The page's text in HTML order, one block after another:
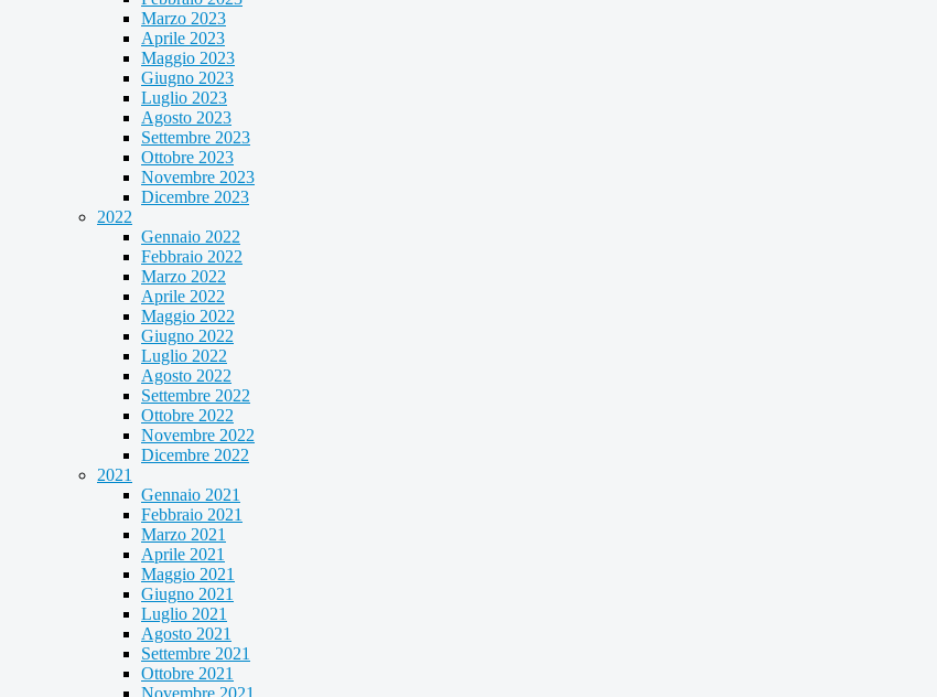
Marzo 2023
Aprile 2023
Maggio 2023
Giugno 2023
Luglio 2023
Agosto 2023
Settembre 2023
Ottobre 2023
Novembre 2023
Dicembre 2023
2022
Gennaio 2022
Febbraio 2022
Marzo 2022
Aprile 2022
Maggio 2022
Giugno 2022
Luglio 2022
Agosto 2022
Settembre 2022
Ottobre 2022
Novembre 2022
Dicembre 2022
2021
Gennaio 2021
Febbraio 2021
Marzo 2021
Aprile 2021
Maggio 2021
Giugno 2021
Luglio 2021
Agosto 2021
Settembre 2021
Ottobre 2021
Novembre 2021